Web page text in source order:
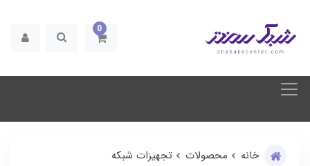
0
خانه محصولات
تجهیزات شبکه